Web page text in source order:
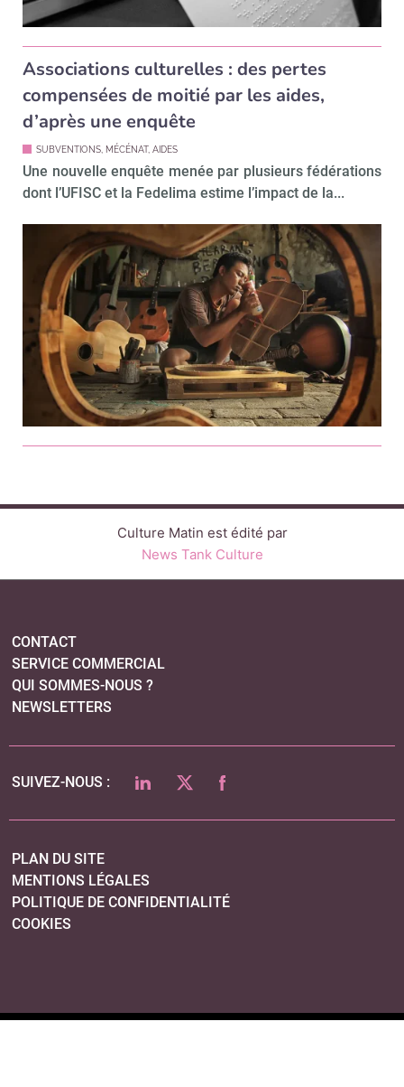
Associations culturelles : des pertes
compensées de moitié par les aides,
d’après une enquête
SUBVENTIONS, MÉCÉNAT, AIDES
Une nouvelle enquête menée par plusieurs fédérations
dont l’UFISC et la Fedelima estime l’impact de la...
Culture Matin est édité par
News Tank Culture
CONTACT
SERVICE COMMERCIAL
QUI SOMMES-NOUS ?
NEWSLETTERS
SUIVEZ-NOUS : LINKEDINTWITTERFACEBOOK
PLAN DU SITE
MENTIONS LÉGALES
POLITIQUE DE CONFIDENTIALITÉ
COOKIES